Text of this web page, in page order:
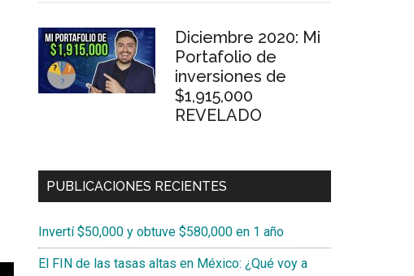
Diciembre 2020: Mi
Portafolio de
inversiones de
$1,915,000
REVELADO
PUBLICACIONES RECIENTES
Invertí $50,000 y obtuve $580,000 en 1 año
El FIN de las tasas altas en México: ¿Qué voy a